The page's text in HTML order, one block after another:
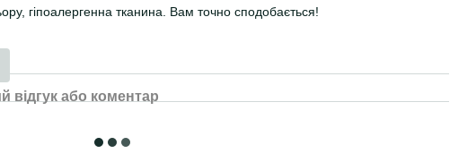
гіпоалергенна тканина. Вам точно сподобається!
відгук або коментар